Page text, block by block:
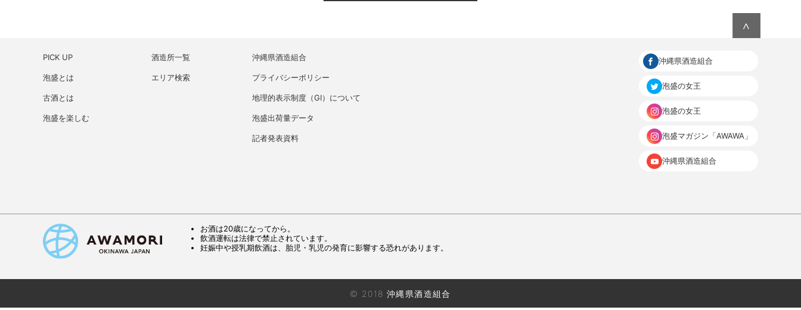
∧
PICK UP
泡盛とは
古酒とは
泡盛を楽しむ
酒造所一覧
エリア検索
沖縄県酒造組合
プライバシーポリシー
地理的表示制度（GI）について
泡盛出荷量データ
記者発表資料
沖縄県酒造組合
泡盛の女王
泡盛の女王
泡盛マガジン「AWAWA」
沖縄県酒造組合
お酒は20歳になってから。
飲酒運転は法律で禁止されています。
妊娠中や授乳期飲酒は、胎児・乳児の発育に影響する恐れがあります。
© 2018 沖縄県酒造組合